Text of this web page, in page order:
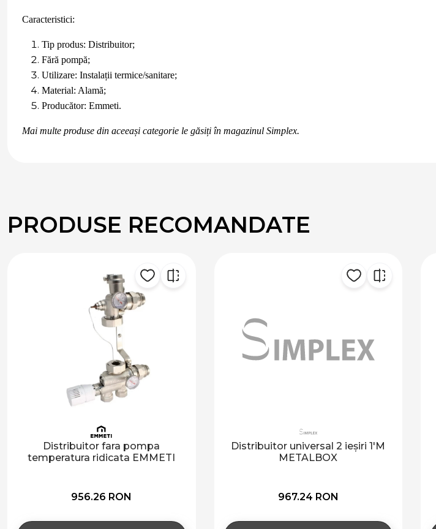
Caracteristici:
Tip produs: Distribuitor;
Fără pompă;
Utilizare: Instalații termice/sanitare;
Material: Alamă;
Producător: Emmeti.
Mai multe produse din aceeași categorie le găsiți în magazinul Simplex.
PRODUSE RECOMANDATE
Distribuitor fara pompa
temperatura ridicata EMMETI
956.26 RON
Distribuitor universal 2 ieșiri 1'M
METALBOX
967.24 RON